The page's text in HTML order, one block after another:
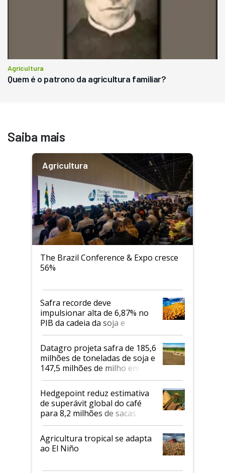
Agricultura
Quem é o patrono da agricultura familiar?
Saiba mais
Agricultura
The Brazil Conference & Expo cresce
56%
Safra recorde deve
impulsionar alta de 6,87% no
PIB da cadeia da soja e
biodiesel em 2026
Datagro projeta safra de 185,6
milhões de toneladas de soja e
147,5 milhões de milho em
2026/27
Hedgepoint reduz estimativa
de superávit global do café
para 8,2 milhões de sacas
Agricultura tropical se adapta
ao El Niño